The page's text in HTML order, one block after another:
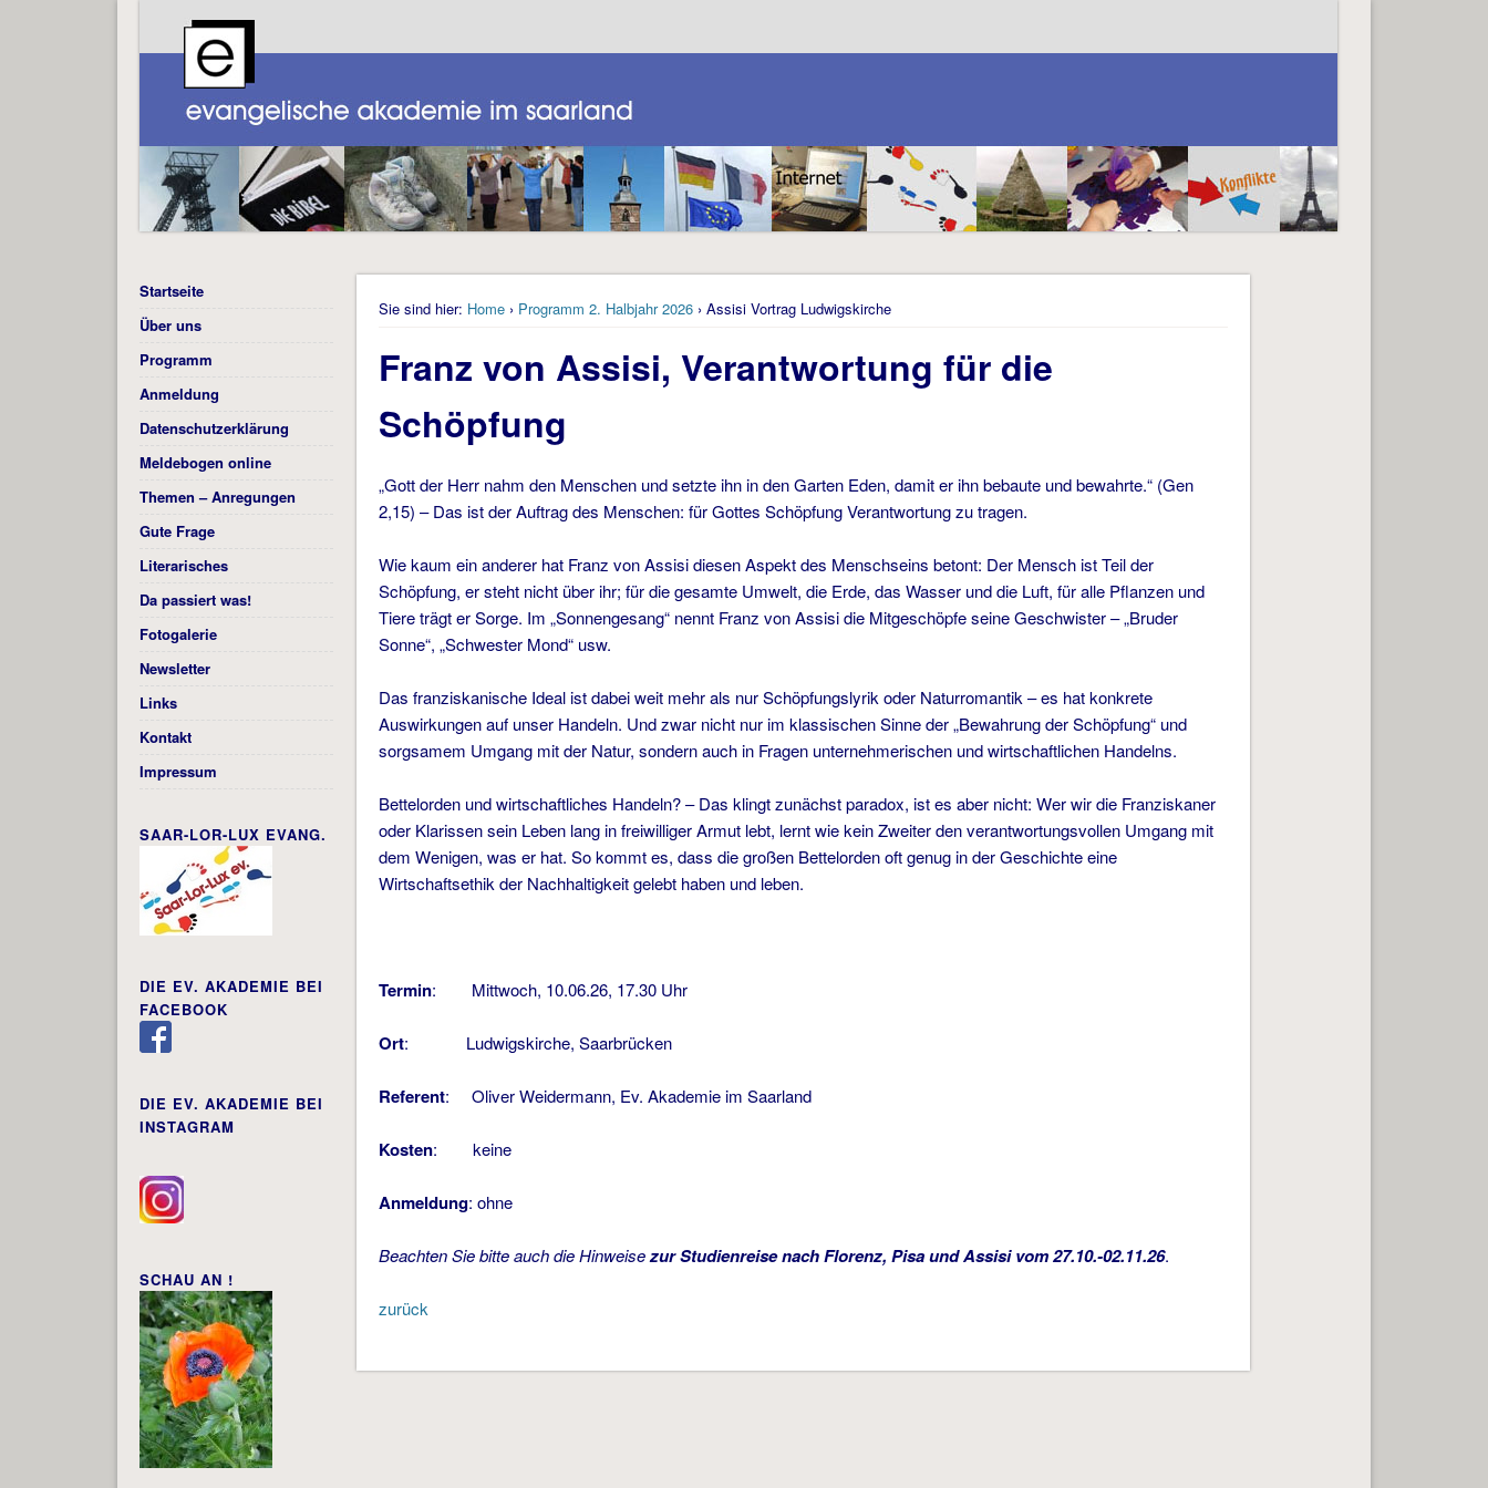
Sie sind hier: Home › Programm 2. Halbjahr 2026 › Assisi Vortrag Ludwigskirche
Franz von Assisi, Verantwortung für die
Schöpfung
„Gott der Herr nahm den Menschen und setzte ihn in den Garten Eden, damit er ihn bebaute und bewahrte.“ (Gen
2,15) – Das ist der Auftrag des Menschen: für Gottes Schöpfung Verantwortung zu tragen.
Wie kaum ein anderer hat Franz von Assisi diesen Aspekt des Menschseins betont: Der Mensch ist Teil der
Schöpfung, er steht nicht über ihr; für die gesamte Umwelt, die Erde, das Wasser und die Luft, für alle Pflanzen und
Tiere trägt er Sorge. Im „Sonnengesang“ nennt Franz von Assisi die Mitgeschöpfe seine Geschwister – „Bruder
Sonne“, „Schwester Mond“ usw.
Das franziskanische Ideal ist dabei weit mehr als nur Schöpfungslyrik oder Naturromantik – es hat konkrete
Auswirkungen auf unser Handeln. Und zwar nicht nur im klassischen Sinne der „Bewahrung der Schöpfung“ und
sorgsamem Umgang mit der Natur, sondern auch in Fragen unternehmerischen und wirtschaftlichen Handelns.
Bettelorden und wirtschaftliches Handeln? – Das klingt zunächst paradox, ist es aber nicht: Wer wir die Franziskaner
oder Klarissen sein Leben lang in freiwilliger Armut lebt, lernt wie kein Zweiter den verantwortungsvollen Umgang mit
dem Wenigen, was er hat. So kommt es, dass die großen Bettelorden oft genug in der Geschichte eine
Wirtschaftsethik der Nachhaltigkeit gelebt haben und leben.
Termin: Mittwoch, 10.06.26, 17.30 Uhr
Ort: Ludwigskirche, Saarbrücken
Referent: Oliver Weidermann, Ev. Akademie im Saarland
Kosten: keine
Anmeldung: ohne
Beachten Sie bitte auch die Hinweisezur Studienreise nach Florenz, Pisa und Assisi vom 27.10.-02.11.26.
zurück
Startseite
Über uns
Programm
Anmeldung
Datenschutzerklärung
Meldebogen online
Themen – Anregungen
Gute Frage
Literarisches
Da passiert was!
Fotogalerie
Newsletter
Links
Kontakt
Impressum
SAAR-LOR-LUX EVANG.
DIE EV. AKADEMIE BEI
FACEBOOK
DIE EV. AKADEMIE BEI
INSTAGRAM
SCHAU AN !